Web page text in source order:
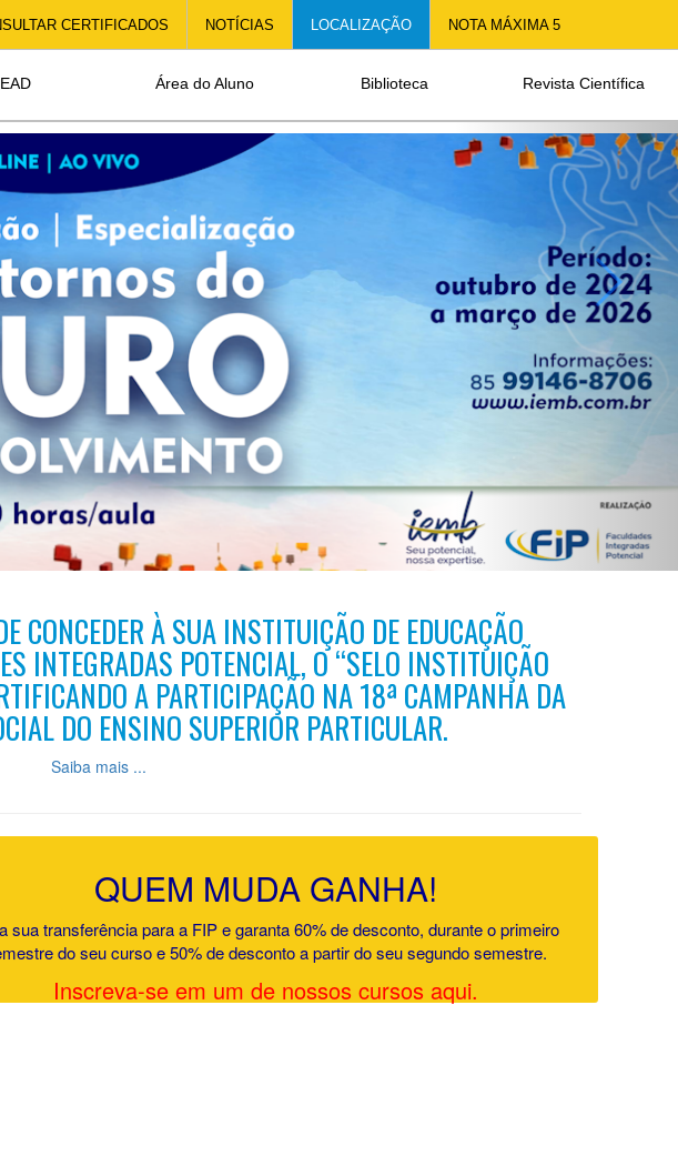
CONCEDER À SUA INSTITUIÇÃO DE EDUCAÇÃO
INTEGRADAS POTENCIAL, O “SELO INSTITUIÇÃO
A PARTICIPAÇÃO NA 18ª CAMPANHA DA
DO ENSINO SUPERIOR PARTICULAR.
Saiba mais ...
QUEM MUDA GANHA!
sua transferência para a FIP e garanta 60% de desconto, durante o primeiro
do seu curso e 50% de desconto a partir do seu segundo semestre.
Inscreva-se em um de nossos cursos aqui.
CERTIFICADOS NOTÍCIAS LOCALIZAÇÃO NOTA MÁXIMA 5
EAD Área do Aluno Biblioteca Revista Científica